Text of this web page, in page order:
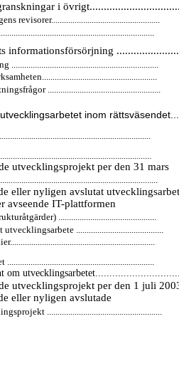
i
revisorer...................................................
informationsförsörjning
.....................................................................
.....................................................
inom
utvecklingsprojekt per den 31 mars
eller nyligen avslutat
avseende IT-plattformen
..............................................
utvecklingsarbete .........................................
om
utvecklingsprojekt per den 1 juli
eller nyligen avslutade
......................................................